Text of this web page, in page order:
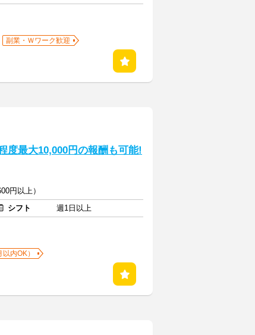
副業・Ｗワーク歓迎
度最大10,000円の報酬も可能!
円以上）
シフト
週1日以上
内OK）